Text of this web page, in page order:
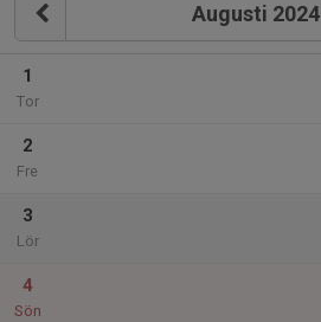
Augusti 2024
1
Tor
2
Fre
3
Lör
4
Sön